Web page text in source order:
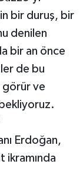
bir duruş, bir
denilen
bir an önce
de bu
görür ve
Erdoğan,
ikramında